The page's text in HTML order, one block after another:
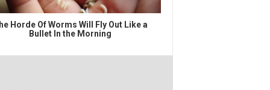
Horde Of Worms Will Fly Out Like a
Bullet In the Morning